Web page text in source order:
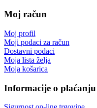
Moj račun
Moj profil
Moji podaci za račun
Dostavni podaci
Moja lista želja
Moja košarica
Informacije o plaćanju